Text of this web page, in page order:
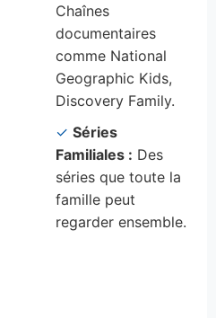
Chaînes
documentaires
comme National
Geographic Kids,
Discovery Family.
✓ Séries
Familiales : Des
séries que toute la
famille peut
regarder ensemble.